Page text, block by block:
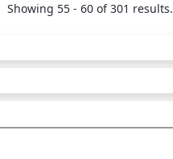
Showing 55 - 60 of 301 results.